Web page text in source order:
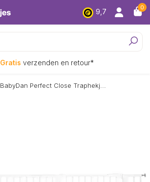
9,7
0
Laagsteprijsgarantie
BabyDan Perfect Close Traphekj...